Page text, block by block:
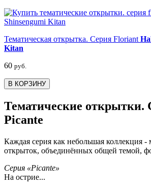
Тематическая открытка. Серия Floriant
Kitan
60 руб.
В КОРЗИНУ
Тематические открытки.
Picante
Каждая серия как небольшая коллекция
открыток, объединённых общей темой,
Серия «Picante»
На острие...